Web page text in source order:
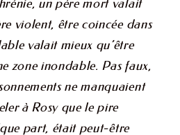
un père mort valait
violent, être coincée dans
valait mieux qu’être
zone inondable. Pas faux,
ne manquaient
à Rosy que le pire
part, était peut-être